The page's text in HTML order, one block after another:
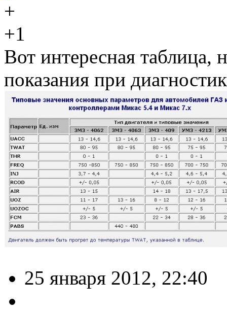
+1
Вот интересная таблица,
показания при
25 января 2012, 22:40